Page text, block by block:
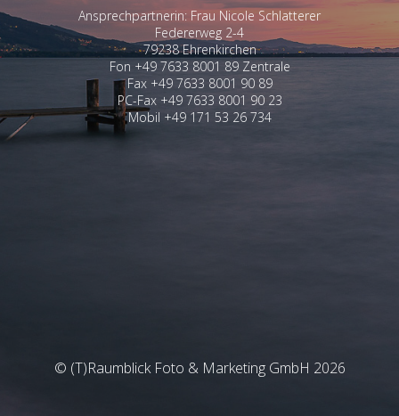
Ansprechpartnerin: Frau Nicole Schlatterer
Federerweg 2-4
79238 Ehrenkirchen
Fon +49 7633 8001 89 Zentrale
Fax +49 7633 8001 90 89
PC-Fax +49 7633 8001 90 23
Mobil +49 171 53 26 734
© (T)Raumblick Foto & Marketing GmbH 2026